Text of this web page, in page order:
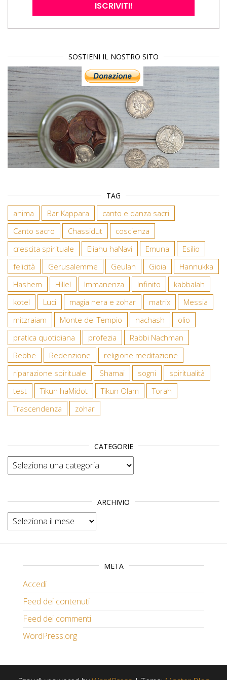
SOSTIENI IL NOSTRO SITO
TAG
anima Bar Kappara
canto e danza sacri
Canto sacro
Chassidut
coscienza
crescita spirituale
Eliahu haNavi Emuna
Esilio
felicità
Gerusalemme Geulah Gioia
Hannukka
Hashem
Hillel Immanenza Infinito
kabbalah
kotel
Luci magia nera e zohar matrix
Messia
mitzraiam
Monte del Tempio nachash
olio
pratica quotidiana
profezia
Rabbi Nachman
Rebbe
Redenzione
religione meditazione
riparazione spirituale
Shamai sogni
spiritualità
test
Tikun haMidot Tikun Olam
Torah
Trascendenza
zohar
CATEGORIE
Categorie
ARCHIVIO
Archivio
META
Accedi
Feed dei contenuti
Feed dei commenti
WordPress.org